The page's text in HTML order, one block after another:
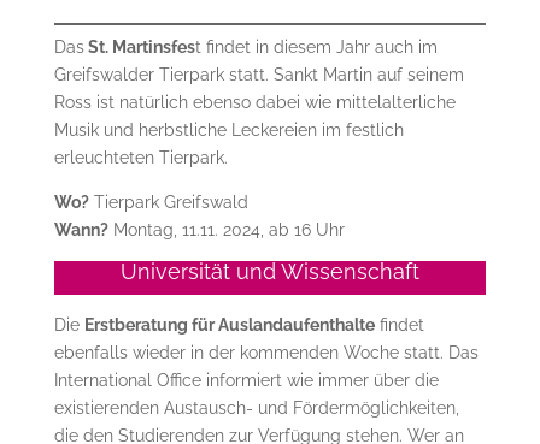
DasSt. Martinsfest findet in diesem Jahr auch im
Greifswalder Tierpark statt. Sankt Martin auf seinem
Ross ist natürlich ebenso dabei wie mittelalterliche
Musik und herbstliche Leckereien im festlich
erleuchteten Tierpark.
Wo?Tierpark Greifswald
Wann?Montag, 11.11. 2024, ab 16 Uhr
Universität und Wissenschaft
Die Erstberatung für Auslandaufenthaltefindet
ebenfalls wieder in der kommenden Woche statt. Das
International Office informiert wie immer über die
existierenden Austausch- und Fördermöglichkeiten,
die den Studierenden zur Verfügung stehen. Wer an